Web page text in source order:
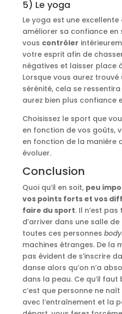
5) Le yoga
Le yoga est une
améliorer sa confiance en
vous contrôler
votre esprit afin de
négatives et laisser place
Lorsque vous aurez
sérénité, cela se ressentira
aurez bien plus confiance
Choisissez le sport que
en fonction de vos goûts,
en fonction de la manière
évoluer.
Conclusion
Quoi qu’il en soit, peu
vos points forts et vos
faire du sport. Il n’est
d’arriver dans une salle
toutes ces personnes
machines étranges. De la
pas évident de s’inscrire
danse alors qu’on n’a
dans la peau. Ce qu’il
c’est que personne ne
avec l’entraînement et la